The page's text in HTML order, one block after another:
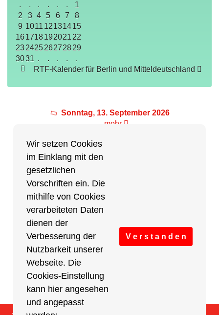
Wir setzen Cookies
im Einklang mit den
gesetzlichen
Vorschriften ein. Die
mithilfe von Cookies
verarbeiteten Daten
dienen der
Verbesserung der
Nutzbarkeit unserer
Webseite. Die
Cookies-Einstellung
kann hier angesehen
und angepasst
V e r s t a n d e n
.
. . . . .
1
2
3 4 5 6 7
8
9 1011 12131415
161718192021 22
23242526272829
3031 . . . .
.
RTF-Kalender für Berlin und Mitteldeutschland
Sonntag, 13. September 2026
mehr
Partner des Breitensports